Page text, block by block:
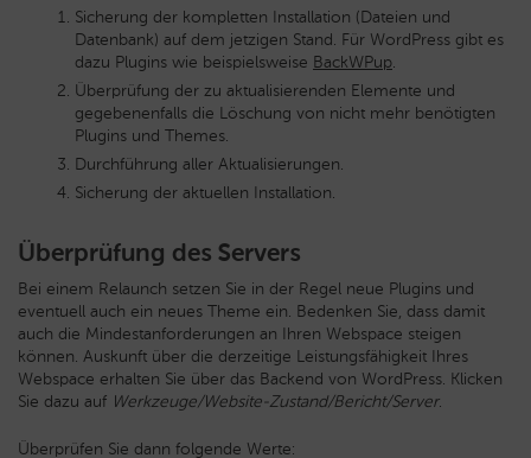
Sicherung der kompletten Installation (Dateien und
Datenbank) auf dem jetzigen Stand. Für WordPress gibt es
dazu Plugins wie beispielsweise BackWPup.
Überprüfung der zu aktualisierenden Elemente und
gegebenenfalls die Löschung von nicht mehr benötigten
Plugins und Themes.
Durchführung aller Aktualisierungen.
Sicherung der aktuellen Installation.
Überprüfung des Servers
Bei einem Relaunch setzen Sie in der Regel neue Plugins und
eventuell auch ein neues Theme ein. Bedenken Sie, dass damit
auch die Mindestanforderungen an Ihren Webspace steigen
können. Auskunft über die derzeitige Leistungsfähigkeit Ihres
Webspace erhalten Sie über das Backend von WordPress. Klicken
Sie dazu auf Werkzeuge/Website-Zustand/Bericht/Server.
Überprüfen Sie dann folgende Werte: